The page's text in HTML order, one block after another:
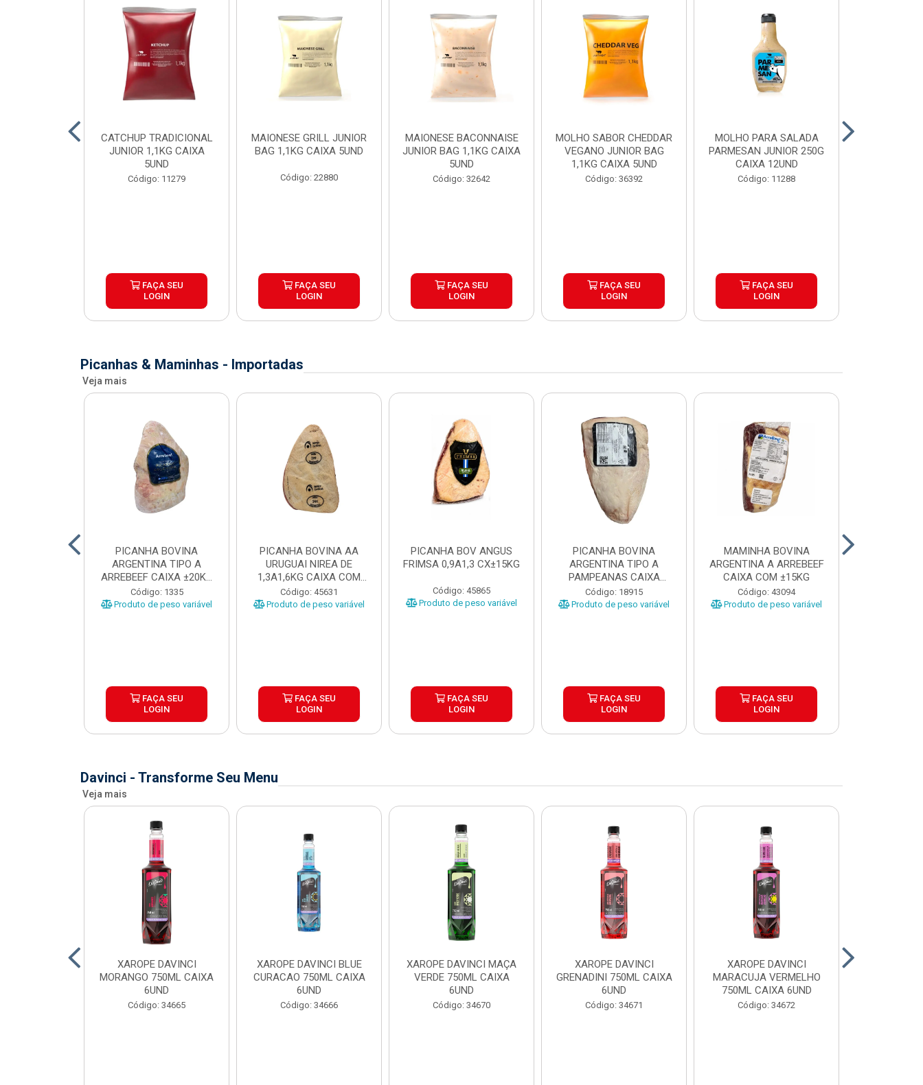
CATCHUP TRADICIONAL
JUNIOR 1,1KG CAIXA
5UND
Código: 11279
FAÇA SEU
LOGIN
MAIONESE GRILL JUNIOR
BAG 1,1KG CAIXA 5UND
Código: 22880
FAÇA SEU
LOGIN
MAIONESE BACONNAISE
JUNIOR BAG 1,1KG CAIXA
5UND
Código: 32642
FAÇA SEU
LOGIN
MOLHO SABOR CHEDDAR
VEGANO JUNIOR BAG
1,1KG CAIXA 5UND
Código: 36392
FAÇA SEU
LOGIN
MOLHO PARA SALADA
PARMESAN JUNIOR 250G
CAIXA 12UND
Código: 11288
FAÇA SEU
LOGIN
Picanhas & Maminhas - Importadas
Veja mais
PICANHA BOVINA
ARGENTINA TIPO A
ARREBEEF CAIXA ±20KG
PEÇAS 1...
Código: 1335
Produto de peso variável
FAÇA SEU
LOGIN
PICANHA BOVINA AA
URUGUAI NIREA DE
1,3A1,6KG CAIXA COM
±15KG
Código: 45631
Produto de peso variável
FAÇA SEU
LOGIN
PICANHA BOV ANGUS
FRIMSA 0,9A1,3 CX±15KG
Código: 45865
Produto de peso variável
FAÇA SEU
LOGIN
PICANHA BOVINA
ARGENTINA TIPO A
PAMPEANAS CAIXA
±20KG PEÇAS ...
Código: 18915
Produto de peso variável
FAÇA SEU
LOGIN
MAMINHA BOVINA
ARGENTINA A ARREBEEF
CAIXA COM ±15KG
Código: 43094
Produto de peso variável
FAÇA SEU
LOGIN
Davinci - Transforme Seu Menu
Veja mais
XAROPE DAVINCI
MORANGO 750ML CAIXA
6UND
Código: 34665
XAROPE DAVINCI BLUE
CURACAO 750ML CAIXA
6UND
Código: 34666
XAROPE DAVINCI MAÇA
VERDE 750ML CAIXA
6UND
Código: 34670
XAROPE DAVINCI
GRENADINI 750ML CAIXA
6UND
Código: 34671
XAROPE DAVINCI
MARACUJA VERMELHO
750ML CAIXA 6UND
Código: 34672